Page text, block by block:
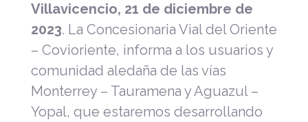
Villavicencio, 21 de diciembre de
2023. La Concesionaria Vial del Oriente
– Covioriente, informa a los usuarios y
comunidad aledaña de las vías
Monterrey – Tauramena y Aguazul –
Yopal, que estaremos desarrollando